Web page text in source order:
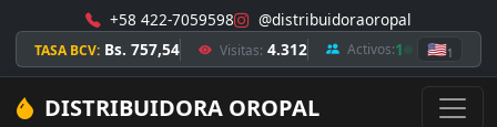
+58 422-7059598 @distribuidoraoropal
TASA BCV: Bs. 757,54 Visitas: 4.312 Activos:1 🇺🇸1
DISTRIBUIDORA OROPAL